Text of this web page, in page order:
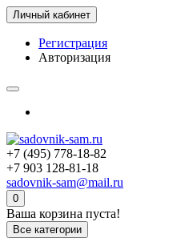
Личный кабинет
Регистрация
Авторизация
+7 (495) 778-18-82
+7 903 128-81-18
sadovnik-sam@mail.ru
0
Ваша корзина пуста!
Все категории